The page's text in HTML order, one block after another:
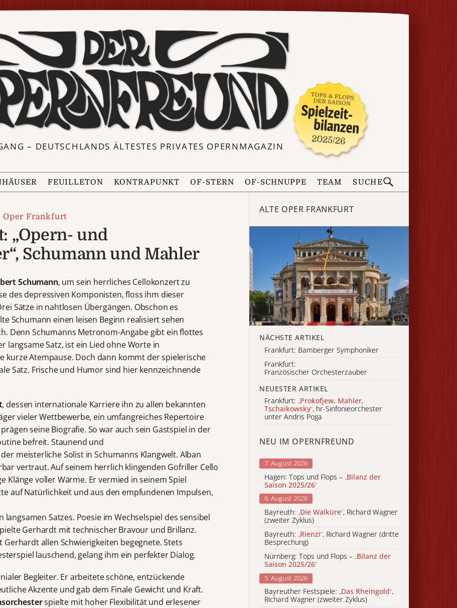
– DEUTSCHLANDS ÄLTESTES PRIVATES OPERNMAGAZIN
FEUILLETON KONTRAPUNKT OF-STERN OF-SCHNUPPE TEAM SUCHE
Oper Frankfurt
„Opern- und
Schumann und Mahler
Schumann, um sein herrliches Cellokonzert zu
des depressiven Komponisten, floss ihm dieser
Sätze in nahtlosen Übergängen. Obschon es
Schumann einen leisen Beginn realisiert sehen
Denn Schumanns Metronom-Angabe gibt ein flottes
langsame Satz, ist ein Lied ohne Worte in
kurze Atempause. Doch dann kommt der spielerische
Satz. Frische und Humor sind hier kennzeichnende
, dessen internationale Karriere ihn zu allen bekannten
vieler Wettbewerbe, ein umfangreiches Repertoire
seine Biografie. So war auch sein Gastspiel in der
befreit. Staunend und
meisterliche Solist in Schumanns Klangwelt. Alban
vertraut. Auf seinem herrlich klingenden Gofriller Cello
Klänge voller Wärme. Er vermied in seinem Spiel
auf Natürlichkeit und aus den empfundenen Impulsen,
Satzes. Poesie im Wechselspiel des sensibel
Gerhardt mit technischer Bravour und Brillanz.
allen Schwierigkeiten begegnete. Stets
lauschend, gelang ihm ein perfekter Dialog.
Begleiter. Er arbeitete schöne, entzückende
Akzente und gab dem Finale Gewicht und Kraft.
spielte mit hoher Flexibilität und erlesener
ALTE OPER FRANKFURT
NÄCHSTE ARTIKEL
Frankfurt: Bamberger Symphoniker
Frankfurt:
Französischer Orchesterzauber
NEUESTER ARTIKEL
Frankfurt: „Prokofjew, Mahler,
Tschaikowsky“, hr-Sinfonieorchester
unter Andris Poga
NEU IM OPERNFREUND
7. August 2026
Hagen: Tops und Flops – „Bilanz der
Saison 2025/26“
6. August 2026
Bayreuth: „Die Walküre“, Richard Wagner
(zweiter Zyklus)
Bayreuth: „Rienzi“, Richard Wagner (dritte
Besprechung)
Nürnberg: Tops und Flops – „Bilanz der
Saison 2025/26“
5. August 2026
Bayreuther Festspiele: „Das Rheingold“,
Richard Wagner (zweiter Zyklus)